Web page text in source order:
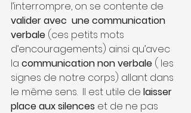
l’interrompre, on se contente de
valider avec  une communication
verbale (ces petits mots
d’encouragements) ainsi qu’avec
la communication non verbale ( les
signes de notre corps) allant dans
le même sens.  Il est utile de laisser
place aux silences et de ne pas